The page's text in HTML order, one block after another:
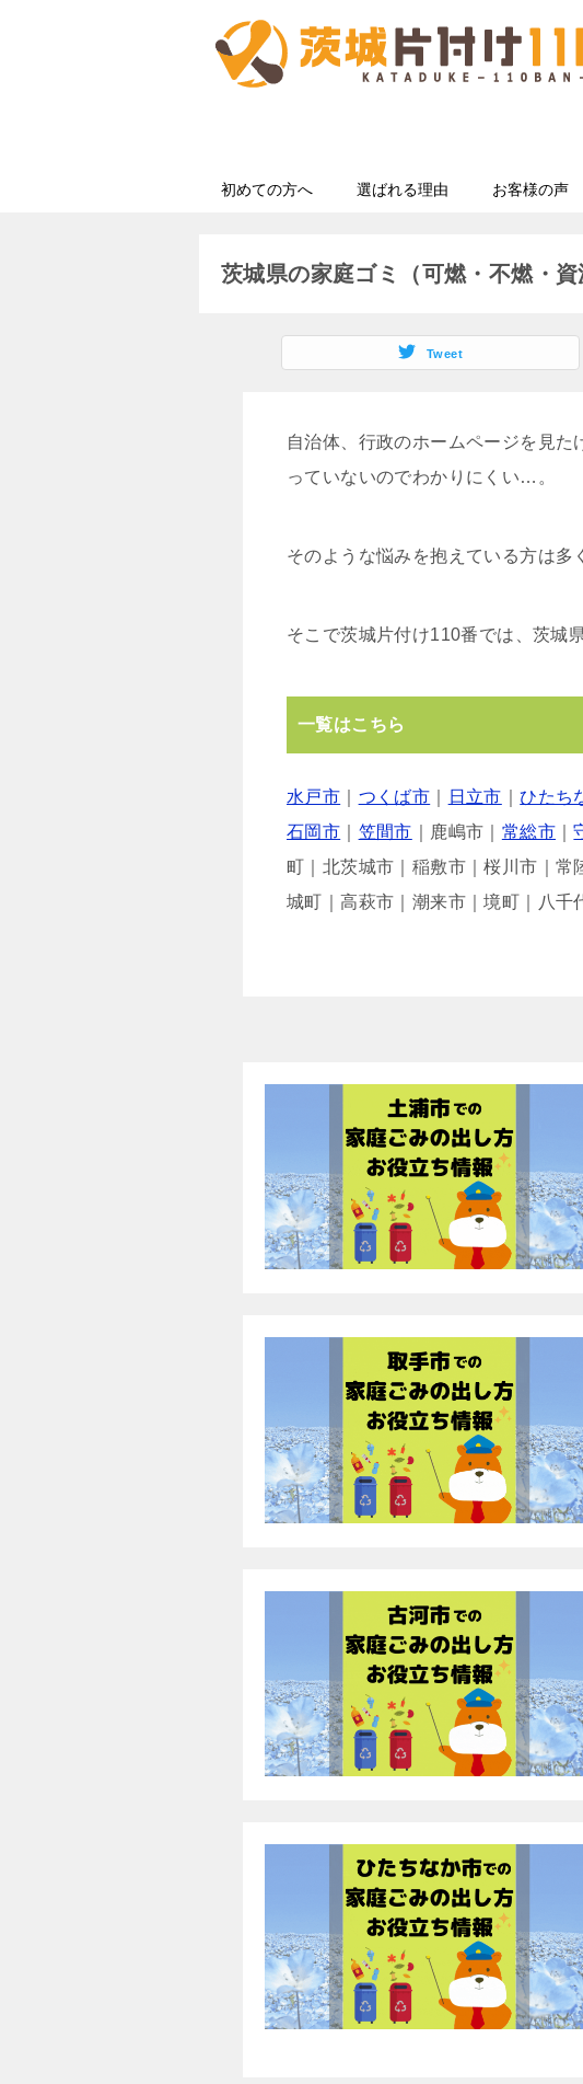
初めての方へ 選ばれる理由 お客様の声
茨城県の家庭ゴミ（可燃・不燃・
Tweet
自治体、行政のホームページを見
っていないのでわかりにくい…。
そのような悩みを抱えている方は多
そこで茨城片付け110番では、茨城
一覧はこちら
水戸市 つくば市 日立市 ｜ひたち
石岡市
笠間市 ｜鹿嶋市｜ 常総市 ｜
町｜北茨城市｜稲敷市｜桜川市｜
城町｜高萩市｜潮来市｜境町｜八